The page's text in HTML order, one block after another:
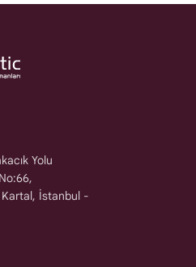
Yolu
Kartal, İstanbul -